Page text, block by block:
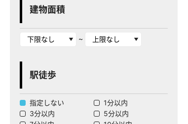
建物面積
~
駅徒歩
指定しない
1分以内
3分以内
5分以内